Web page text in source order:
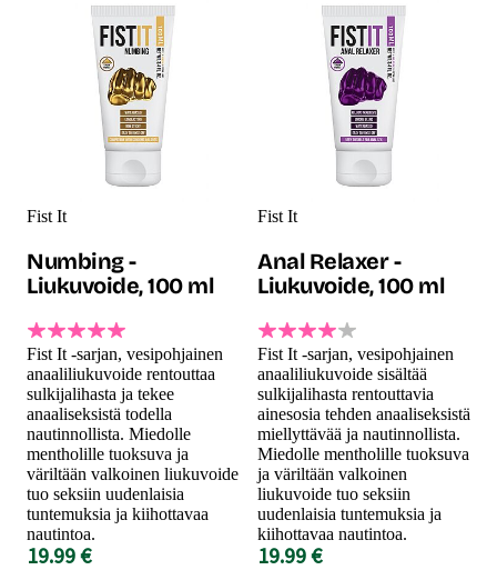
Fist It
Numbing -
Liukuvoide, 100 ml
Fist It -sarjan, vesipohjainen
anaaliliukuvoide rentouttaa
sulkijalihasta ja tekee
anaaliseksistä todella
nautinnollista. Miedolle
mentholille tuoksuva ja
väriltään valkoinen liukuvoide
tuo seksiin uudenlaisia
tuntemuksia ja kiihottavaa
nautintoa.
19.99 €
Fist It
Anal Relaxer -
Liukuvoide, 100 ml
Fist It -sarjan, vesipohjainen
anaaliliukuvoide sisältää
sulkijalihasta rentouttavia
ainesosia tehden anaaliseksistä
miellyttävää ja nautinnollista.
Miedolle mentholille tuoksuva
ja väriltään valkoinen
liukuvoide tuo seksiin
uudenlaisia tuntemuksia ja
kiihottavaa nautintoa.
19.99 €